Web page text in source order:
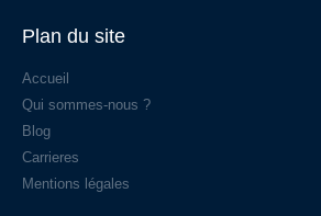
Plan du site
Accueil
Qui sommes-nous ?
Blog
Carrieres
Mentions légales